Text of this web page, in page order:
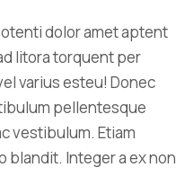
dolor amet aptent
litora torquent per
varius esteu! Donec
pellentesque
vestibulum. Etiam
blandit. Integer a ex non